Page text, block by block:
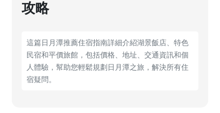
攻略
這篇日月潭推薦住宿指南詳細介紹湖景飯店、特色
民宿和平價旅館，包括價格、地址、交通資訊和個
人體驗，幫助您輕鬆規劃日月潭之旅，解決所有住
宿疑問。